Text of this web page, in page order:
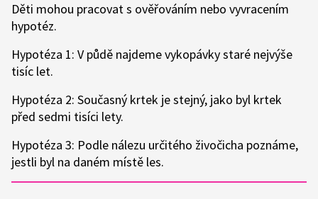
Děti mohou pracovat s ověřováním nebo vyvracením
hypotéz.
Hypotéza 1: V půdě najdeme vykopávky staré nejvýše
tisíc let.
Hypotéza 2: Současný krtek je stejný, jako byl krtek
před sedmi tisíci lety.
Hypotéza 3: Podle nálezu určitého živočicha poznáme,
jestli byl na daném místě les.